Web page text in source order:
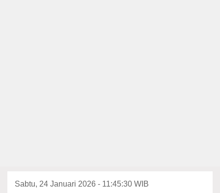
Sabtu, 24 Januari 2026 - 11:45:30 WIB